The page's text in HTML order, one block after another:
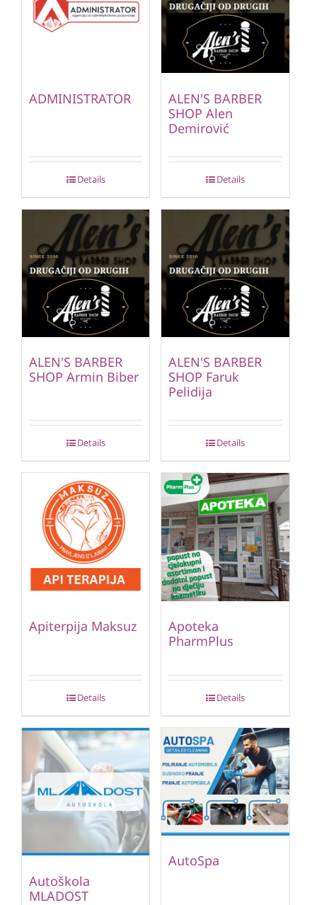
ADMINISTRATOR
Details
ALEN'S BARBER
SHOP Alen
Demirović
Details
ALEN'S BARBER
SHOP Armin Biber
Details
ALEN'S BARBER
SHOP Faruk
Pelidija
Details
Apiterpija Maksuz
Details
Apoteka
PharmPlus
Details
Autoškola
MLADOST
AutoSpa